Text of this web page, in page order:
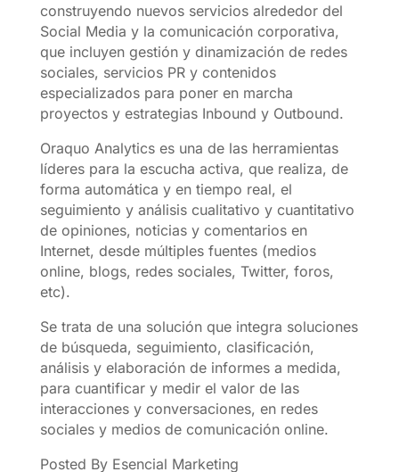
construyendo nuevos servicios alrededor del
Social Media y la comunicación corporativa,
que incluyen gestión y dinamización de redes
sociales, servicios PR y contenidos
especializados para poner en marcha
proyectos y estrategias Inbound y Outbound.
Oraquo Analytics es una de las herramientas
líderes para la escucha activa, que realiza, de
forma automática y en tiempo real, el
seguimiento y análisis cualitativo y cuantitativo
de opiniones, noticias y comentarios en
Internet, desde múltiples fuentes (medios
online, blogs, redes sociales, Twitter, foros,
etc).
Se trata de una solución que integra soluciones
de búsqueda, seguimiento, clasificación,
análisis y elaboración de informes a medida,
para cuantificar y medir el valor de las
interacciones y conversaciones, en redes
sociales y medios de comunicación online.
Posted By Esencial Marketing